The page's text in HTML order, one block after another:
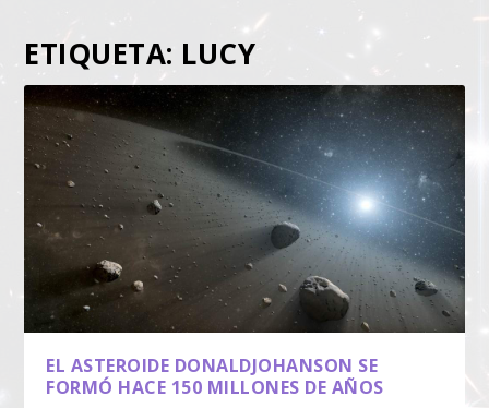
ETIQUETA: LUCY
EL ASTEROIDE DONALDJOHANSON SE
FORMÓ HACE 150 MILLONES DE AÑOS